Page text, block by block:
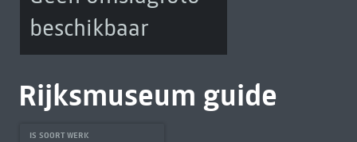
beschikbaar
Rijksmuseum guide
IS SOORT WERK